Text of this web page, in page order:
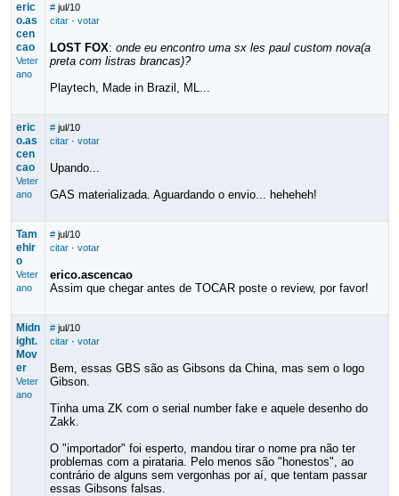
eric
o.as
cen
cao
Veter
ano
# jul/10
citar· votar
LOST FOX: onde eu encontro uma sx les paul custom nova(a
preta com listras brancas)?
Playtech, Made in Brazil, ML...
eric
o.as
cen
cao
Veter
ano
# jul/10
citar· votar
Upando...
GAS materializada. Aguardando o envio... heheheh!
Tam
ehir
o
Veter
ano
# jul/10
citar· votar
erico.ascencao
Assim que chegar antes de TOCAR poste o review, por favor!
Midn
ight.
Mov
er
Veter
ano
# jul/10
citar· votar
Bem, essas GBS são as Gibsons da China, mas sem o logo
Gibson.
Tinha uma ZK com o serial number fake e aquele desenho do
Zakk.
O "importador" foi esperto, mandou tirar o nome pra não ter
problemas com a pirataria. Pelo menos são "honestos", ao
contrário de alguns sem vergonhas por aí, que tentam passar
essas Gibsons falsas.